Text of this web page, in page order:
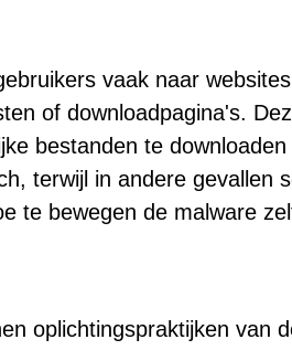
vaak naar
of downloadpagina's.
bestanden te
terwijl in andere gevallen
te bewegen de malware
oplichtingspraktijken van